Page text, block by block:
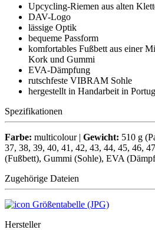
Upcycling-Riemen aus alten
DAV-Logo
lässige Optik
bequeme Passform
komfortables Fußbett aus einer
Kork und Gummi
EVA-Dämpfung
rutschfeste VIBRAM Sohle
hergestellt in Handarbeit in
Spezifikationen
Farbe: multicolour | Gewicht: 510 g
37, 38, 39, 40, 41, 42, 43, 44, 45, 46,
(Fußbett), Gummi (Sohle), EVA
Zugehörige Dateien
Größentabelle (JPG)
Hersteller